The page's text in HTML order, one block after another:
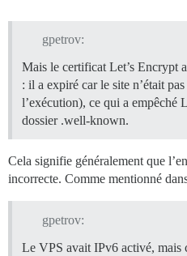
gpetrov:
Mais le certificat Let’s Encrypt
: il a expiré car le site n’était
l’exécution), ce qui a empêché
dossier .well-known.
Cela signifie généralement que
incorrecte. Comme mentionné
gpetrov:
Le VPS avait IPv6 activé, mais